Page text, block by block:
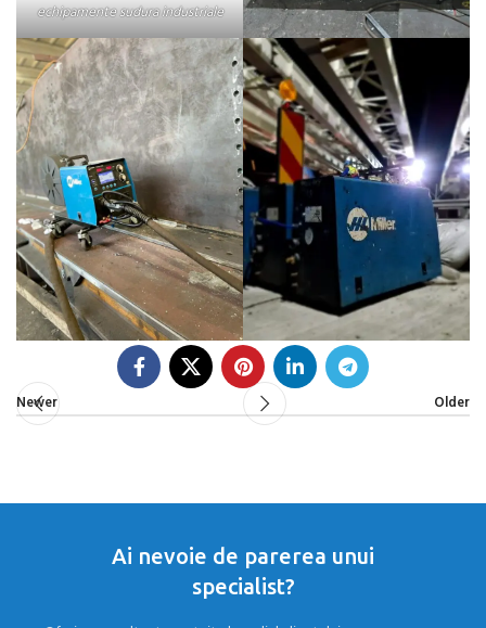
echipamente sudura industriale
Newer Older
Ai nevoie de parerea unui
specialist?